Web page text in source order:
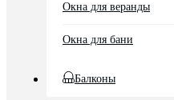
Окна для веранды
Окна для бани
Балконы